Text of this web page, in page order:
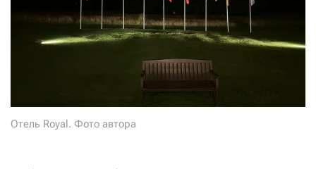
Отель Royal. Фото автора
Если у вас есть вопросы, пишите donate@novayagazeta.ru
+7 (929) 612-03-68